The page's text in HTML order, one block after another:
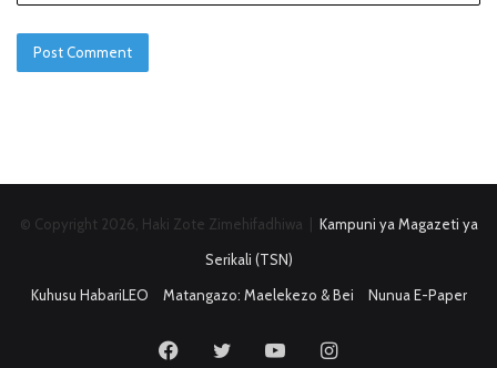
© Copyright 2026, Haki Zote Zimehifadhiwa | Kampuni ya Magazeti ya
Serikali (TSN)
Kuhusu HabariLEO
Matangazo: Maelekezo & Bei Nunua E-Paper
FacebookTwitter YouTubeInstagram